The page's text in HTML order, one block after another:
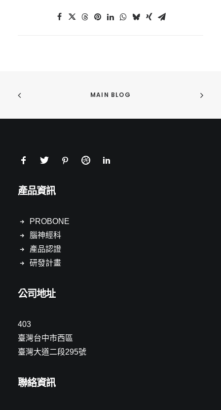
MAIN BLOG
產品資訊
PROBONE
腦神經科
產品認證
研發計畫
公司地址
403
臺灣台中市西區
臺灣大道二段295號
聯絡資訊